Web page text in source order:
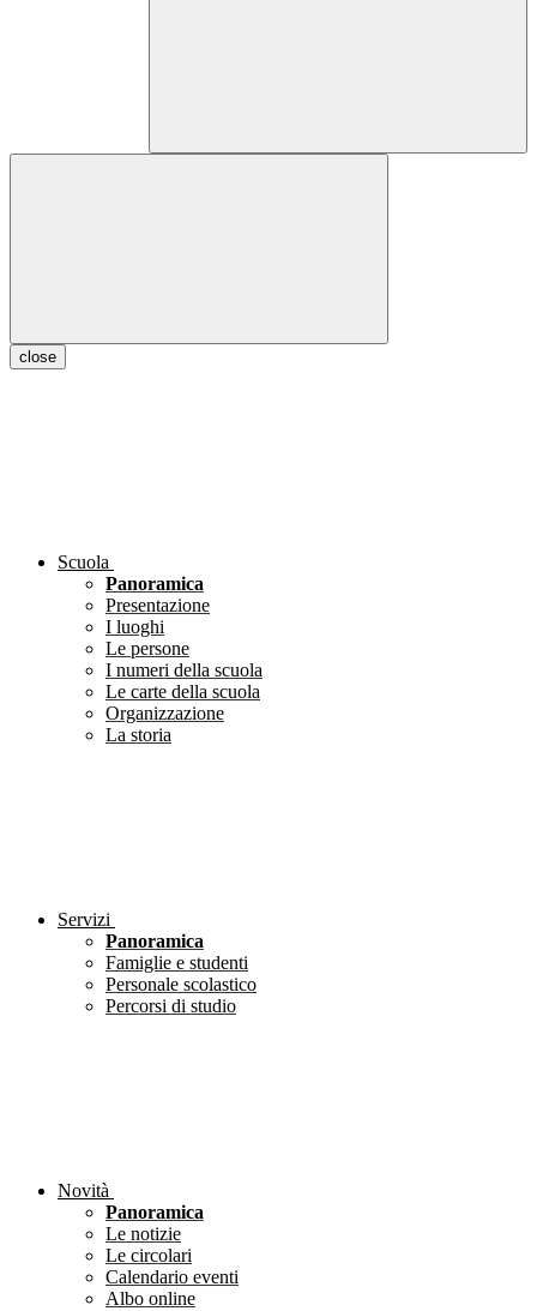
close
Scuola
Panoramica
Presentazione
I luoghi
Le persone
I numeri della scuola
Le carte della scuola
Organizzazione
La storia
Servizi
Panoramica
Famiglie e studenti
Personale scolastico
Percorsi di studio
Novità
Panoramica
Le notizie
Le circolari
Calendario eventi
Albo online